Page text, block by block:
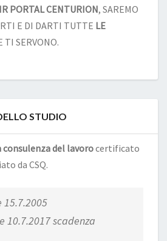
PORTAL CENTURION, SAREMO
E DI DARTI TUTTE LE
TI SERVONO.
STUDIO
consulenza del lavorocertificato
da CSQ.
15.7.2005
10.7.2017 scadenza